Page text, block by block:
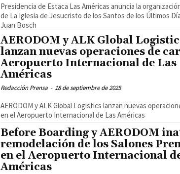
Presidencia de Estaca Las Américas anuncia la
de La Iglesia de Jesucristo de los Santos de los Últimos
Juan Bosch
AERODOM y ALK Global
lanzan nuevas operaciones de
Aeropuerto Internacional de Las
Américas
Redacción Prensa - 18 de septiembre de 2025
AERODOM y ALK Global Logistics lanzan nuevas
en el Aeropuerto Internacional de Las Américas
Before Boarding y AERODOM
remodelación de los Salones
en el Aeropuerto Internacional
Américas